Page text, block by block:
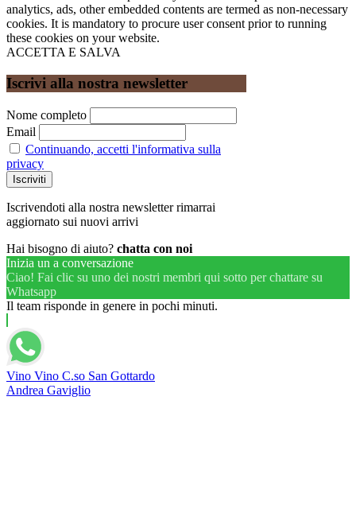
analytics, ads, other embedded contents are termed as non-necessary
cookies. It is mandatory to procure user consent prior to running
these cookies on your website.
ACCETTA E SALVA
Iscrivi alla nostra newsletter
Nome completo
Email
Continuando, accetti l'informativa sulla
privacy
Iscrivendoti alla nostra newsletter rimarrai
aggiornato sui nuovi arrivi
Hai bisogno di aiuto? chatta con noi
Inizia un a conversazione
Ciao! Fai clic su uno dei nostri membri qui sotto per chattare su
Whatsapp
Il team risponde in genere in pochi minuti.
Vino Vino C.so San Gottardo
Andrea Gaviglio